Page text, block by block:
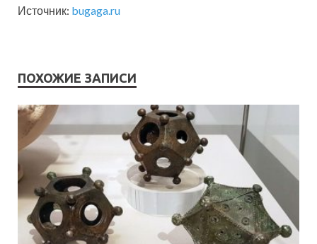
Источник: bugaga.ru
ПОХОЖИЕ ЗАПИСИ